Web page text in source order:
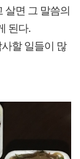
살면 그 말씀의
된다.
할 일들이 많